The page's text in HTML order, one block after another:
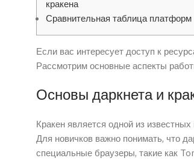
кракена
Сравнительная таблица платформ
Если вас интересует доступ к
Рассмотрим основные аспекты
Основы даркнета и
Кракен является одной из
Для новичков важно понимать, что
специальные браузеры, такие как